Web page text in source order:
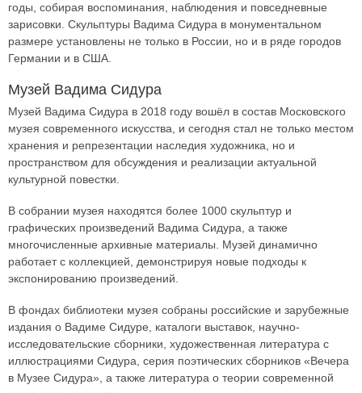
годы, собирая воспоминания, наблюдения и повседневные
зарисовки. Скульптуры Вадима Сидура в монументальном
размере установлены не только в России, но и в ряде городов
Германии и в США.
Музей Вадима Сидура
Музей Вадима Сидура в 2018 году вошёл в состав Московского
музея современного искусства, и сегодня стал не только местом
хранения и репрезентации наследия художника, но и
пространством для обсуждения и реализации актуальной
культурной повестки.
В собрании музея находятся более 1000 скульптур и
графических произведений Вадима Сидура, а также
многочисленные архивные материалы. Музей динамично
работает с коллекцией, демонстрируя новые подходы к
экспонированию произведений.
В фондах библиотеки музея собраны российские и зарубежные
издания о Вадиме Сидуре, каталоги выставок, научно-
исследовательские сборники, художественная литература с
иллюстрациями Сидура, серия поэтических сборников «Вечера
в Музее Сидура», а также литература о теории современной